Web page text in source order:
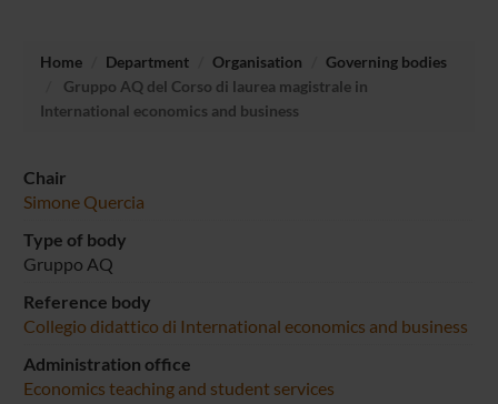
Home Department Organisation
Governing bodies
Gruppo AQ del Corso di laurea magistrale in
International economics and business
Chair
Simone Quercia
Type of body
Gruppo AQ
Reference body
Collegio didattico di International economics and business
Administration office
Economics teaching and student services